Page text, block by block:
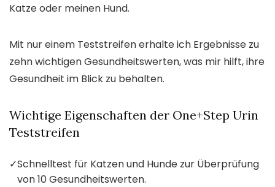
Katze oder meinen Hund.
Mit nur einem Teststreifen erhalte ich Ergebnisse zu
zehn wichtigen Gesundheitswerten, was mir hilft, ihre
Gesundheit im Blick zu behalten.
Wichtige Eigenschaften der One+Step Urin
Teststreifen
✓Schnelltest für Katzen und Hunde zur Überprüfung
von 10 Gesundheitswerten.